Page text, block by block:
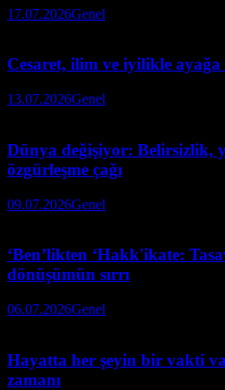
17.07.2026Genel
Cesaret, ilim ve iyilikle
13.07.2026Genel
Dünya değişiyor: Belirsizlik,
özgürleşme çağı
09.07.2026Genel
‘Ben’likten ‘Hakk'ikate:
dönüşümün sırrı
06.07.2026Genel
Hayatta her şeyin bir vakti
zamanı